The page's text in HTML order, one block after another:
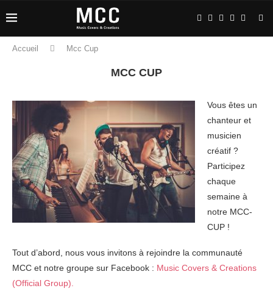
Accueil Mcc Cup
MCC CUP
Vous êtes un
chanteur et
musicien
créatif ?
Participez
chaque
semaine à
notre MCC-
CUP !
Tout d’abord, nous vous invitons à rejoindre la communauté
MCC et notre groupe sur Facebook : Music Covers & Creations
(Official Group).